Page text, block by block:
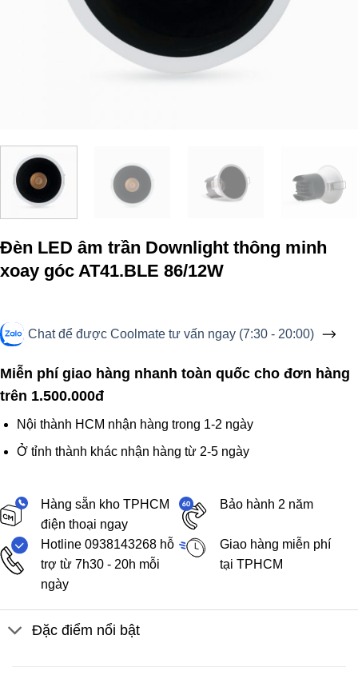
Đèn LED âm trần Downlight thông minh
xoay góc AT41.BLE 86/12W
Chat để được Coolmate tư vấn ngay (7:30 - 20:00)
Miễn phí giao hàng nhanh toàn quốc cho đơn hàng
trên 1.500.000đ
Nội thành HCM nhận hàng trong 1-2 ngày
Ở tỉnh thành khác nhận hàng từ 2-5 ngày
Hàng sẵn kho TPHCM
điện thoại ngay
Bảo hành 2 năm
Hotline 0938143268 hỗ
trợ từ 7h30 - 20h mỗi
ngày
Giao hàng miễn phí
tại TPHCM
Đặc điểm nổi bật